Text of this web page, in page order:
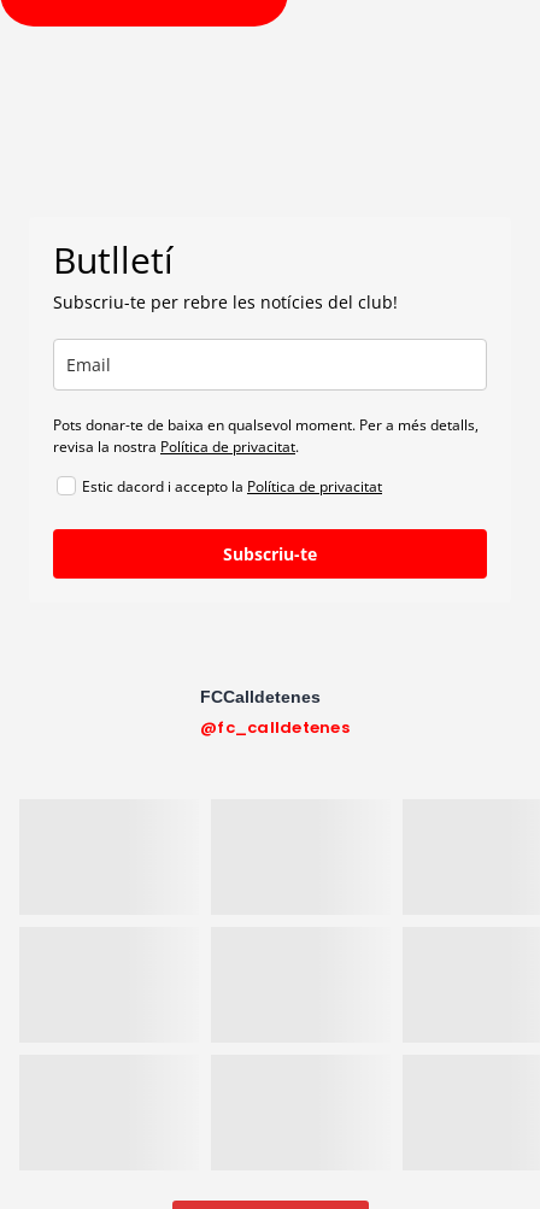
Butlletí
Subscriu-te per rebre les notícies del club!
Pots donar-te de baixa en qualsevol moment. Per a més detalls,
revisa la nostra Política de privacitat.
Estic dacord i accepto la Política de privacitat
Subscriu-te
FCCalldetenes
@fc_calldetenes